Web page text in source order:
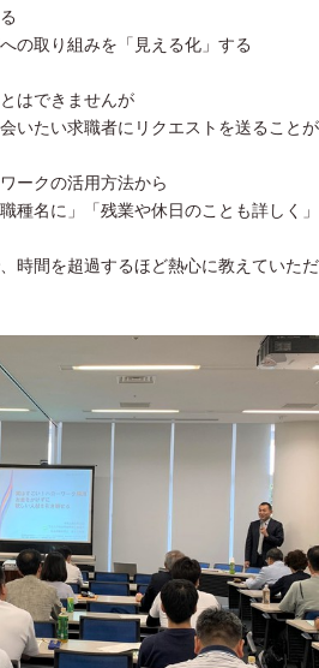
の取り組みを「見える化」する
はできませんが
いたい求職者にリクエストを送ることが
ークの活用方法から
種名に」「残業や休日のことも詳しく」
時間を超過するほど熱心に教えていただ